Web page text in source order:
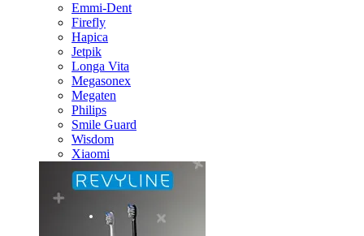
Emmi-Dent
Firefly
Hapica
Jetpik
Longa Vita
Megasonex
Megaten
Philips
Smile Guard
Wisdom
Xiaomi